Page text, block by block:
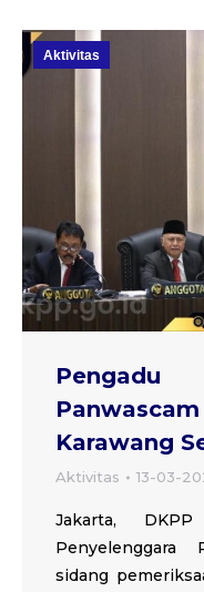
Aktivitas
Karawang
Aktivitas 13-03-
Jakarta,
Penyelenggara
sidang